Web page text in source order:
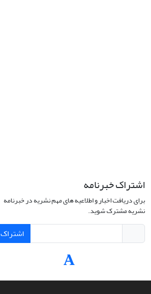
اشتراک خبرنامه
برای دریافت اخبار و اطلاعیه های مهم نشریه در خبرنامه
نشریه مشترک شوید.
اشتراک